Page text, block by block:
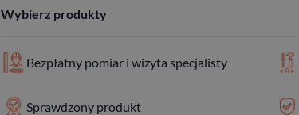
Wybierz produkty
Bezpłatny pomiar i wizyta specjalisty
Sprawdzony produkt